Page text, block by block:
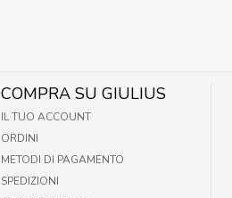
COMPRA SU GIULIUS
IL TUO ACCOUNT
ORDINI
METODI DI PAGAMENTO
SPEDIZIONI